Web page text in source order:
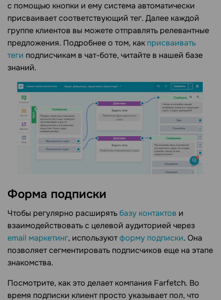
с помощью кнопки и ему система автоматически
присваивает соответствующий тег. Далее каждой
группе клиентов вы можете отправлять релевантные
предложения. Подробнее о том, как присваивать
теги подписчикам в чат-боте, читайте в нашей базе
знаний.
Форма подписки
Чтобы регулярно расширятьбазу контактов и
взаимодействовать с целевой аудиторией через
email маркетинг, используютформу подписки. Она
позволяет сегментировать подписчиков еще на этапе
знакомства.
Посмотрите, как это делает компания Farfetch. Во
время подписки клиент просто указывает пол, что